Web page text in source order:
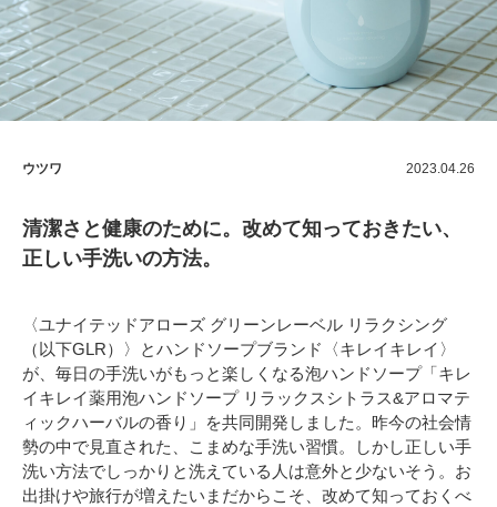
ウツワ 2023.04.26
清潔さと健康のために。改めて知っておきたい、
正しい手洗いの方法。
〈ユナイテッドアローズ グリーンレーベル リラクシング
（以下GLR）〉とハンドソープブランド〈キレイキレイ〉
が、毎日の手洗いがもっと楽しくなる泡ハンドソープ「キレ
イキレイ薬用泡ハンドソープ リラックスシトラス&アロマテ
ィックハーバルの香り」を共同開発しました。昨今の社会情
勢の中で見直された、こまめな手洗い習慣。しかし正しい手
洗い方法でしっかりと洗えている人は意外と少ないそう。お
出掛けや旅行が増えたいまだからこそ、改めて知っておくべ